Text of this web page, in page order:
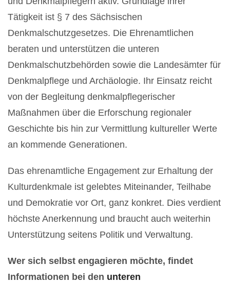
Tätigkeit ist § 7 des Sächsischen
Denkmalschutzgesetzes. Die Ehrenamtlichen
beraten und unterstützen die unteren
Denkmalschutzbehörden sowie die Landesämter für
Denkmalpflege und Archäologie. Ihr Einsatz reicht
von der Begleitung denkmalpflegerischer
Maßnahmen über die Erforschung regionaler
Geschichte bis hin zur Vermittlung kultureller Werte
an kommende Generationen.
Das ehrenamtliche Engagement zur Erhaltung der
Kulturdenkmale ist gelebtes Miteinander, Teilhabe
und Demokratie vor Ort, ganz konkret. Dies verdient
höchste Anerkennung und braucht auch weiterhin
Unterstützung seitens Politik und Verwaltung.
Wer sich selbst engagieren möchte, findet
Informationen bei den unteren